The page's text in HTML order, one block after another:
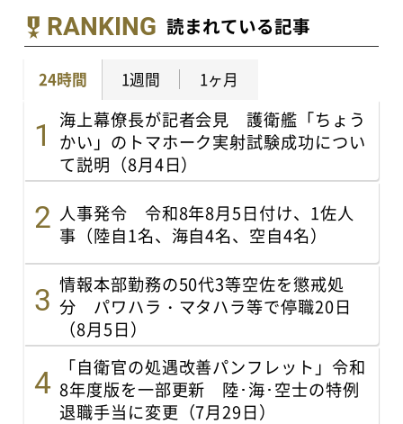
RANKING 読まれている記事
24時間 1週間 1ヶ月
海上幕僚長が記者会見 護衛艦「ちょう
かい」のトマホーク実射試験成功につい
て説明（8月4日）
人事発令 令和8年8月5日付け、1佐人
事（陸自1名、海自4名、空自4名）
情報本部勤務の50代3等空佐を懲戒処
分 パワハラ・マタハラ等で停職20日
（8月5日）
「自衛官の処遇改善パンフレット」令和
8年度版を一部更新 陸･海･空士の特例
退職手当に変更（7月29日）